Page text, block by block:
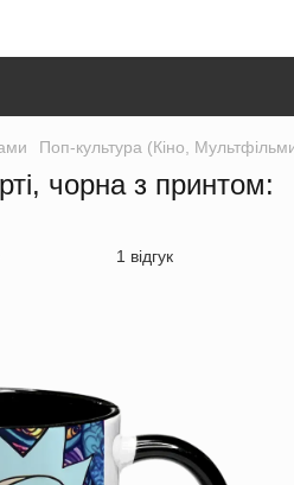
Поп-культура (Кіно,
чорна з принтом:
1 відгук